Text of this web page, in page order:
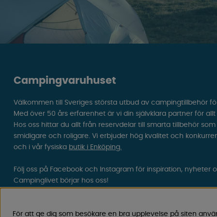
Campingvaruhuset
Välkommen till Sveriges största utbud av campingtillbehör
Med över 50 års erfarenhet är vi din självklara partner för
Hos oss hittar du allt från reservdelar till smarta tillbehör
smidigare och roligare. Vi erbjuder hög kvalitet och
och i vår fysiska butik i Enköping.
Följ oss på Facebook och Instagram för inspiration, nyheter
Campinglivet börjar hos oss!
För att ge dig som besökare en bra upplevelse på siten